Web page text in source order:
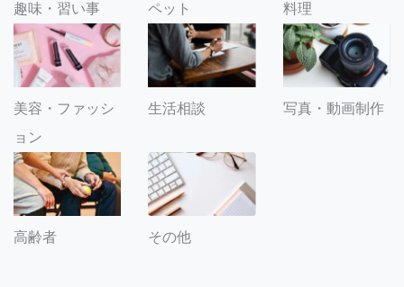
趣味・習い事 ペット 料理
美容・ファッシ
ョン
生活相談 写真・動画制作
高齢者 その他